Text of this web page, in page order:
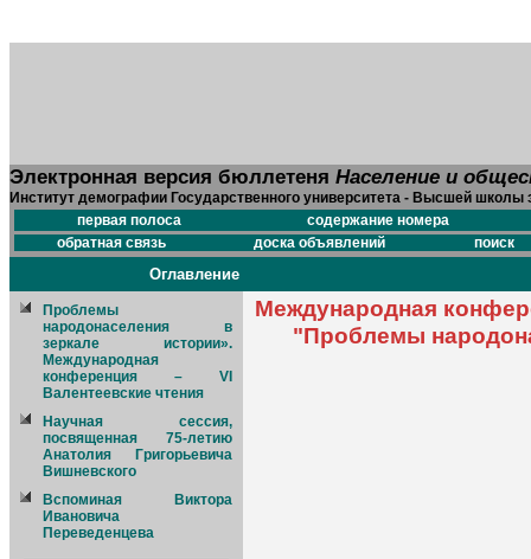
Электронная версия бюллетеня Население и
Институт демографии Государственного университета - Высшей школы
первая полоса
содержание номера
обратная связь
доска объявлений поиск
Оглавление
Проблемы
народонаселения в
зеркале истории».
Международная
конференция – VI
Валентеевские чтения
Научная сессия,
посвященная 75-летию
Анатолия Григорьевича
Вишневского
Вспоминая Виктора
Ивановича
Переведенцева
Международная
"Проблемы